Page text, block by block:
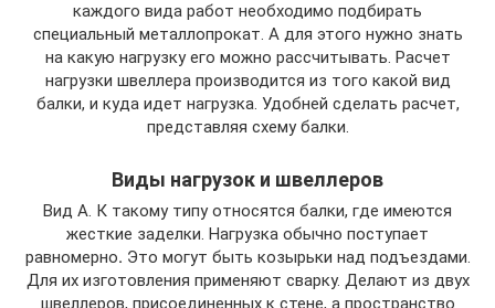
каждого вида работ необходимо подбирать
специальный металлопрокат. А для этого нужно знать
на какую нагрузку его можно рассчитывать. Расчет
нагрузки швеллера производится из того какой вид
балки, и куда идет нагрузка. Удобней сделать расчет,
представляя схему балки.
Виды нагрузок и швеллеров
Вид А. К такому типу относятся балки, где имеются
жесткие заделки. Нагрузка обычно поступает
равномерно. Это могут быть козырьки над подъездами.
Для их изготовления применяют сварку. Делают из двух
швеллеров, присоединенных к стене, а пространство